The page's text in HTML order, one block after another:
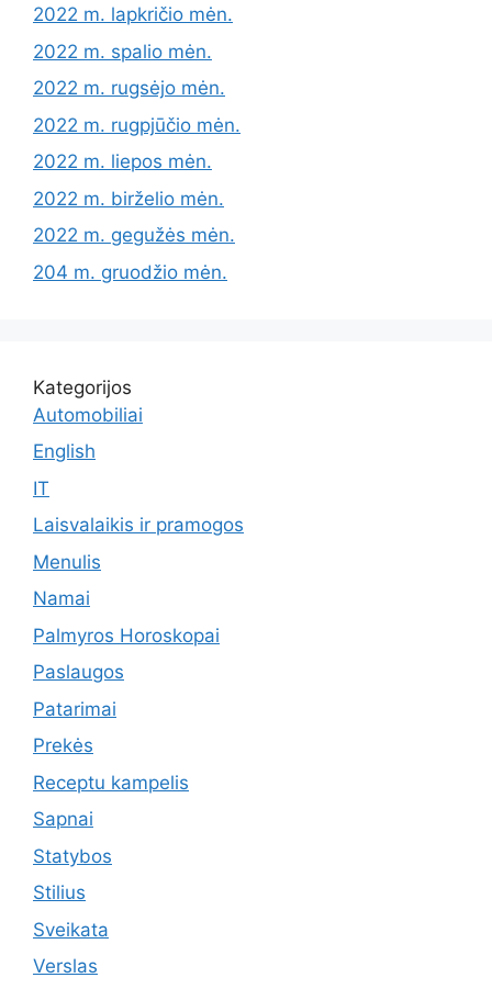
2022 m. lapkričio mėn.
2022 m. spalio mėn.
2022 m. rugsėjo mėn.
2022 m. rugpjūčio mėn.
2022 m. liepos mėn.
2022 m. birželio mėn.
2022 m. gegužės mėn.
204 m. gruodžio mėn.
Kategorijos
Automobiliai
English
IT
Laisvalaikis ir pramogos
Menulis
Namai
Palmyros Horoskopai
Paslaugos
Patarimai
Prekės
Receptu kampelis
Sapnai
Statybos
Stilius
Sveikata
Verslas